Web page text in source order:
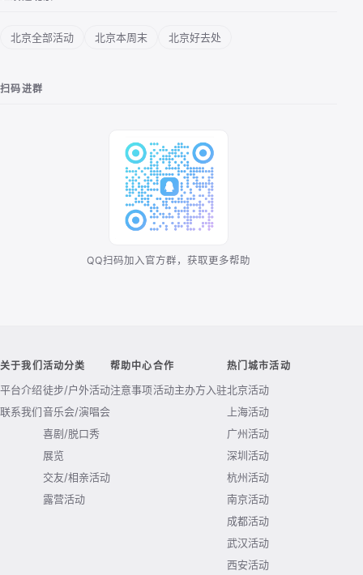
关于我们
平台介绍
活动分类
徒步/户外活动
音乐会/演唱会
喜剧/脱口秀
展览
交友/相亲活动
帮助中心合作 热门城市活动
北京活动
上海活动
广州活动
深圳活动
杭州活动
南京活动
成都活动
武汉活动